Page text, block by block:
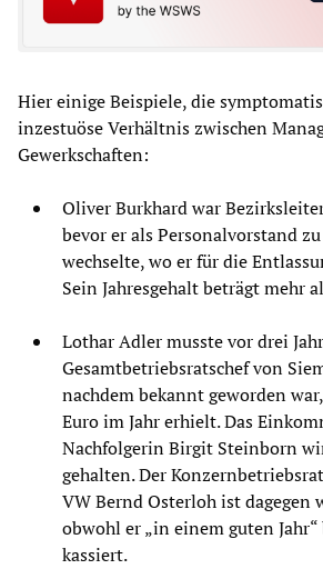
Hier einige Beispiele, die
inzestuöse Verhältnis zwischen
Gewerkschaften:
Oliver Burkhard war
bevor er als Personalvorstand
wechselte, wo er für die
Sein Jahresgehalt beträgt mehr
Lothar Adler musste vor drei
Gesamtbetriebsratschef von
nachdem bekannt geworden
Euro im Jahr erhielt. Das
Nachfolgerin Birgit Steinborn
gehalten. Der
VW Bernd Osterloh ist
obwohl er „in einem guten
kassiert.